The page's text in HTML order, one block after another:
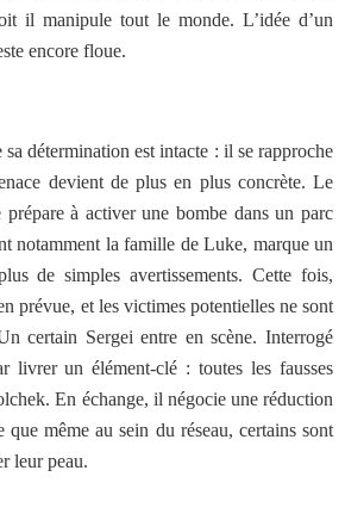
il manipule tout le monde. L’idée d’un
encore floue.
sa détermination est intacte : il se rapproche
devient de plus en plus concrète. Le
à activer une bombe dans un parc
notamment la famille de Luke, marque un
de simples avertissements. Cette fois,
prévue, et les victimes potentielles ne sont
certain Sergei entre en scène. Interrogé
livrer un élément-clé : toutes les fausses
En échange, il négocie une réduction
même au sein du réseau, certains sont
leur peau.